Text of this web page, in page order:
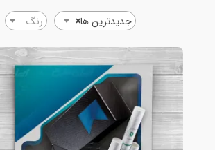
×جدیدترین ها رنگ